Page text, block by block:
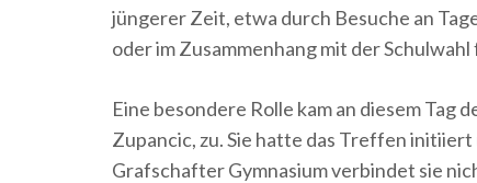
jüngerer Zeit, etwa durch Besuche an
oder im Zusammenhang mit der
Eine besondere Rolle kam an diesem
Zupancic, zu. Sie hatte das Treffen
Grafschafter Gymnasium verbindet sie